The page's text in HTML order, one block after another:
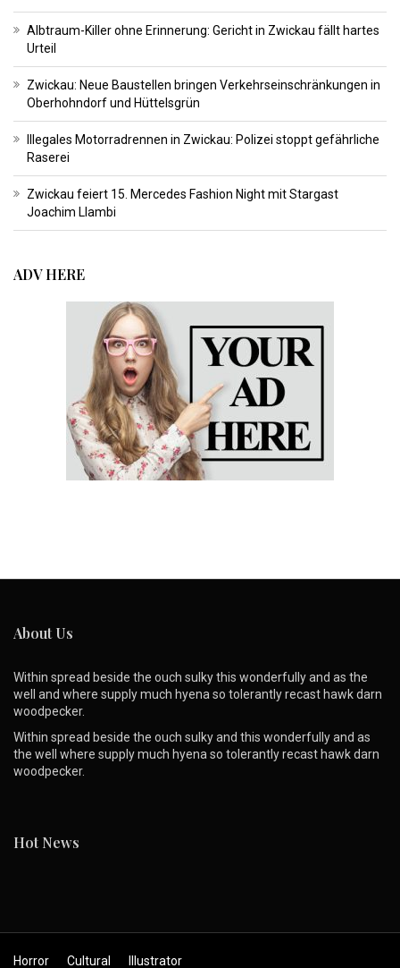
Albtraum-Killer ohne Erinnerung: Gericht in Zwickau fällt hartes
Urteil
Zwickau: Neue Baustellen bringen Verkehrseinschränkungen in
Oberhohndorf und Hüttelsgrün
Illegales Motorradrennen in Zwickau: Polizei stoppt gefährliche
Raserei
Zwickau feiert 15. Mercedes Fashion Night mit Stargast
Joachim Llambi
ADV HERE
About Us
Within spread beside the ouch sulky this wonderfully and as the
well and where supply much hyena so tolerantly recast hawk darn
woodpecker.
Within spread beside the ouch sulky and this wonderfully and as
the well where supply much hyena so tolerantly recast hawk darn
woodpecker.
Hot News
Horror Cultural Illustrator